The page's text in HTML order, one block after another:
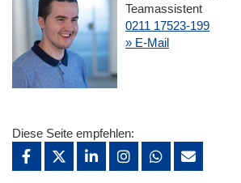
Teamassistent
0211 17523-199
» E-Mail
Diese Seite empfehlen: